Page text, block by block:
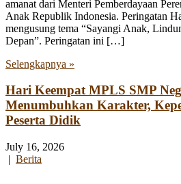
amanat dari Menteri Pemberdayaan
Anak Republik Indonesia. Peringatan
mengusung tema “Sayangi Anak,
Depan”. Peringatan ini […]
Selengkapnya »
Hari Keempat MPLS SMP
Menumbuhkan Karakter,
Peserta Didik
July 16, 2026
| Berita